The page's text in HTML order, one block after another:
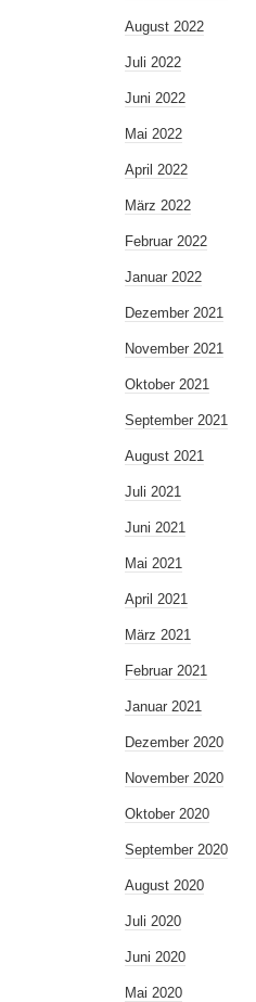
August 2022
Juli 2022
Juni 2022
Mai 2022
April 2022
März 2022
Februar 2022
Januar 2022
Dezember 2021
November 2021
Oktober 2021
September 2021
August 2021
Juli 2021
Juni 2021
Mai 2021
April 2021
März 2021
Februar 2021
Januar 2021
Dezember 2020
November 2020
Oktober 2020
September 2020
August 2020
Juli 2020
Juni 2020
Mai 2020